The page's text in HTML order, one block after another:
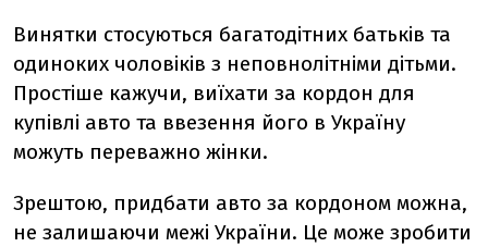
Винятки стосуються багатодітних батьків та
одиноких чоловіків з неповнолітніми дітьми.
Простіше кажучи, виїхати за кордон для
купівлі авто та ввезення його в Україну
можуть переважно жінки.
Зрештою, придбати авто за кордоном можна,
не залишаючи межі України. Це може зробити